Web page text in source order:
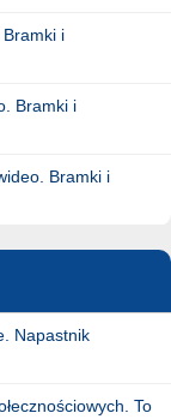
i
Bramki i
Bramki i
Napastnik
To